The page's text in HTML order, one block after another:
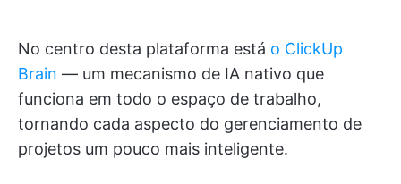
No centro desta plataforma está o ClickUp
Brain — um mecanismo de IA nativo que
funciona em todo o espaço de trabalho,
tornando cada aspecto do gerenciamento de
projetos um pouco mais inteligente.